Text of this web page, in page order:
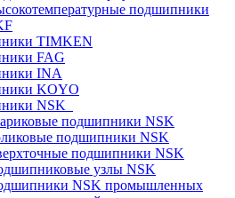
подшипники
TIMKEN
FAG
INA
KOYO
NSK
подшипники NSK
подшипники NSK
подшипники NSK
узлы NSK
NSK промышленных